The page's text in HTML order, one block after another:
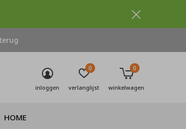
HOME
inloggen verlanglijst
0
winkelwagen
0